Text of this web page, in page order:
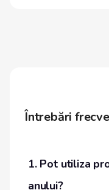
Întrebări
1. Pot utiliza
anului?